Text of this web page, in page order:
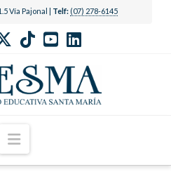
Vía Pajonal | Telf: (07) 278-6145
Navigation